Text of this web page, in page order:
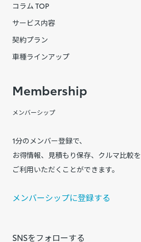
コラム TOP
サービス内容
契約プラン
車種ラインアップ
Membership
メンバーシップ
1分のメンバー登録で、
お得情報、見積もり保存、クルマ比較を
ご利用いただくことができます。
メンバーシップに登録する
SNSをフォローする